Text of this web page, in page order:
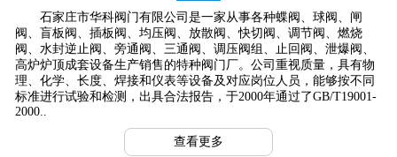
石家庄市华科阀门有限公司是一家从事各种蝶阀、球阀、闸
阀、盲板阀、插板阀、均压阀、放散阀、快切阀、调节阀、燃烧
阀、水封逆止阀、旁通阀、三通阀、调压阀组、止回阀、泄爆阀、
高炉炉顶成套设备生产销售的特种阀门厂。公司重视质量，具有物
理、化学、长度、焊接和仪表等设备及对应岗位人员，能够按不同
标准进行试验和检测，出具合法报告，于2000年通过了GB/T19001-
2000..
查看更多